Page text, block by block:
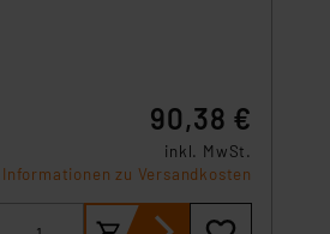
90,38 €
inkl. MwSt.
Informationen zu Versandkosten